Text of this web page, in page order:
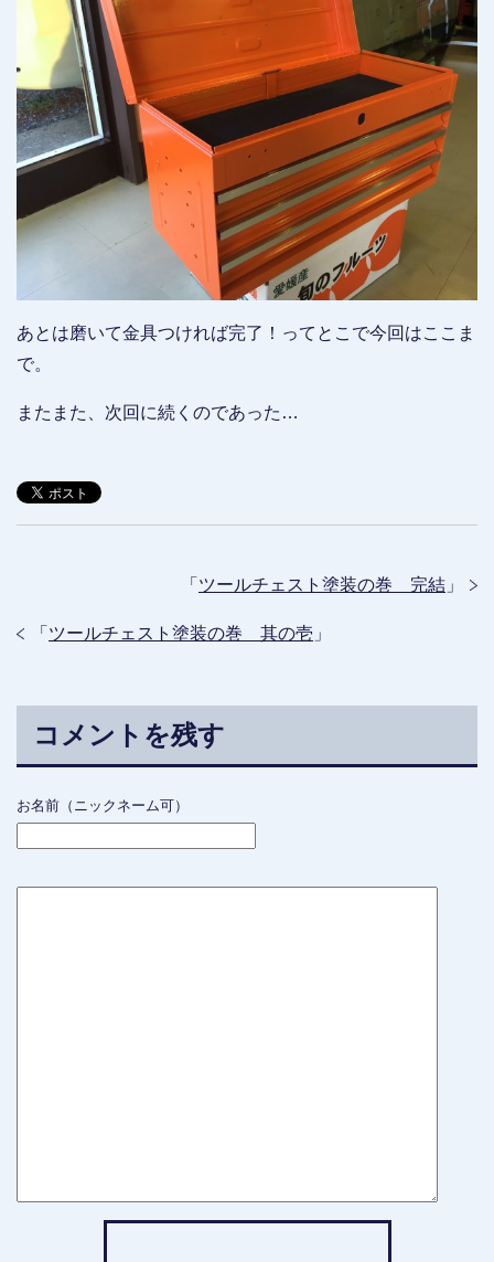
あとは磨いて金具つければ完了！ってとこで今回はここま
で。
またまた、次回に続くのであった…
「 ツールチェスト塗装の巻 完結 」
「 ツールチェスト塗装の巻 其の壱 」
コメントを残す
お名前（ニックネーム可）